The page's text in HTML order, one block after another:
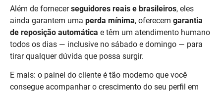
Além de fornecerseguidores reais e brasileiros, eles
ainda garantem uma perda mínima, oferecem garantia
de reposição automática e têm um atendimento humano
todos os dias — inclusive no sábado e domingo — para
tirar qualquer dúvida que possa surgir.
E mais: o painel do cliente é tão moderno que você
consegue acompanhar o crescimento do seu perfil em